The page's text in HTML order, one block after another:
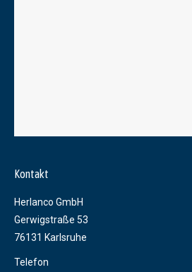
Kontakt
Herlanco GmbH
Gerwigstraße 53
76131 Karlsruhe
Telefon